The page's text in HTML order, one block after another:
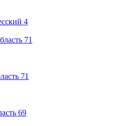
4
71
71
69